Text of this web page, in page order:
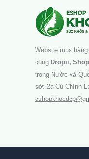
Website mua hàng
cùng Dropii,
trong Nước và
sở: 2a Cù Chính